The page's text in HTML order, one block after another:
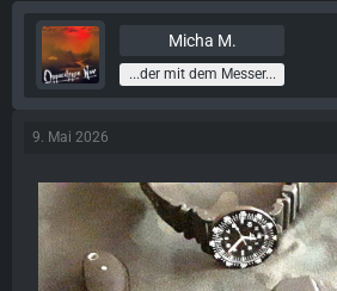
Micha M.
...der mit dem Messer...
9. Mai 2026